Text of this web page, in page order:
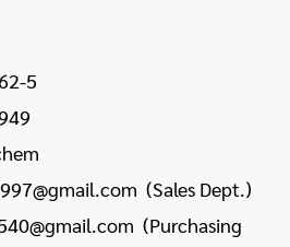
5
(Sales Dept.)
(Purchasing